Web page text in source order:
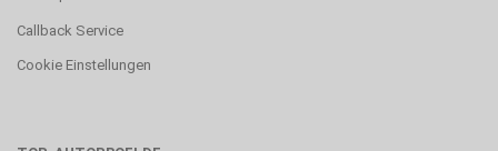
Callback Service
Cookie Einstellungen